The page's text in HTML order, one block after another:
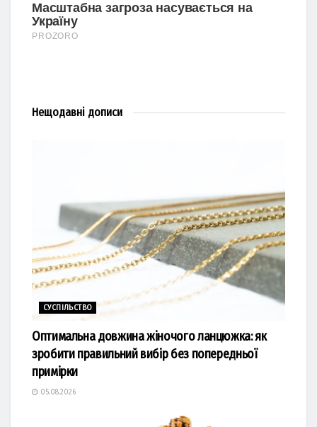
Нещодавні дописи
СУСПІЛЬСТВО
Оптимальна довжина жіночого ланцюжка: як
зробити правильний вибір без попередньої
примірки
05.08.2026